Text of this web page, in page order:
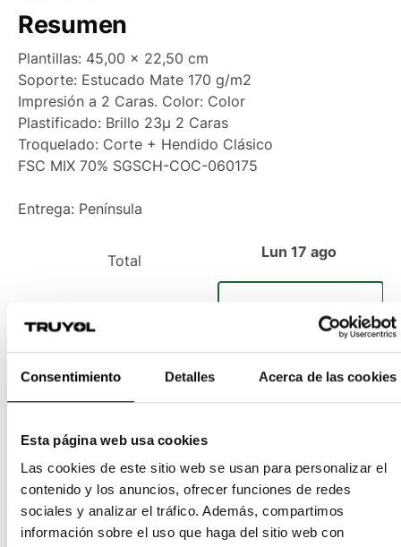
Consentimiento Detalles Acerca de las cookies
Esta página web usa cookies
Las cookies de este sitio web se usan para personalizar el
contenido y los anuncios, ofrecer funciones de redes
sociales y analizar el tráfico. Además, compartimos
información sobre el uso que haga del sitio web con
Resumen
Plantillas: 45,00 x 22,50 cm
Soporte: Estucado Mate 170 g/m2
Impresión a 2 Caras. Color: Color
Plastificado: Brillo 23µ 2 Caras
Troquelado: Corte + Hendido Clásico
FSC MIX 70% SGSCH-COC-060175
Entrega: Península
Total Lun 17 ago
269,82 €
300 - - 269,12 €
400 - - -
Recíbelo el Lunes 17